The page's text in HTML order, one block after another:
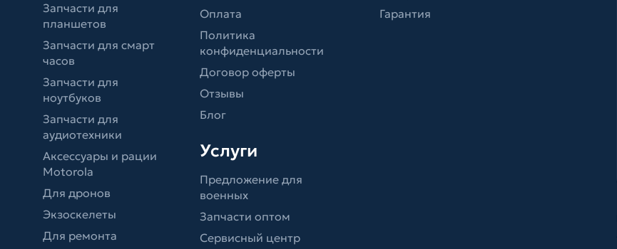
Запчасти для
планшетов
Запчасти для смарт
часов
Запчасти для
ноутбуков
Запчасти для
аудиотехники
Аксессуары и рации
Motorola
Для дронов
Экзоскелеты
Для ремонта
Оплата
Политика
конфиденциальности
Договор оферты
Отзывы
Блог
Услуги
Предложение для
военных
Запчасти оптом
Сервисный центр
Гарантия